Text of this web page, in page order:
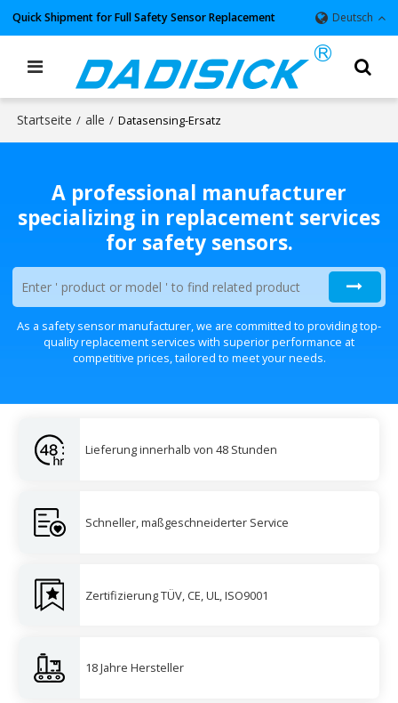
Quick Shipment for Full Safety Sensor Replacement Deutsch
Startseite / alle / Datasensing-Ersatz
A professional manufacturer
specializing in replacement services
for safety sensors.
As a safety sensor manufacturer, we are committed to providing top-
quality replacement services with superior performance at
competitive prices, tailored to meet your needs.
Lieferung innerhalb von 48 Stunden
Schneller, maßgeschneiderter Service
Zertifizierung TÜV, CE, UL, ISO9001
18 Jahre Hersteller